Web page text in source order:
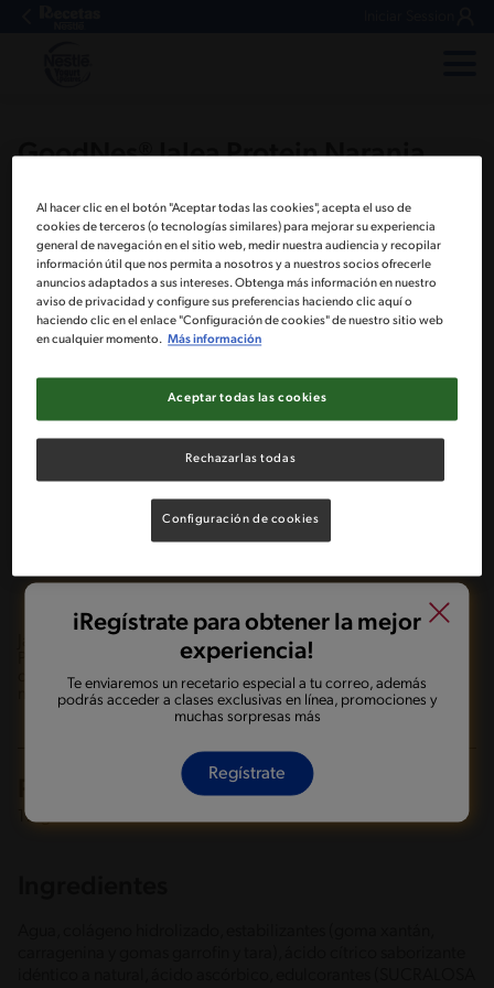
GoodNes® Jalea Protein Naranja
Jalea GoodNes® Protein con 10g de proteína por porción.
Prueba todas sus variedades y disfruta mientras te cuidas. 10g
de proteína por porción, 0% azúcar y Libre de Lactosa. Debe
mantenerse refrigerado entre 2° a 8°. Formato 110g.
Presentaciones
110g
iRegístrate para obtener la mejor
experiencia!
Te enviaremos un recetario especial a tu correo, además
podrás acceder a clases exclusivas en línea, promociones y
muchas sorpresas más
Regístrate
Al hacer clic en el botón "Aceptar todas las cookies", acepta el uso de
cookies de terceros (o tecnologías similares) para mejorar su experiencia
general de navegación en el sitio web, medir nuestra audiencia y recopilar
información útil que nos permita a nosotros y a nuestros socios ofrecerle
anuncios adaptados a sus intereses. Obtenga más información en nuestro
aviso de privacidad y configure sus preferencias haciendo clic aquí o
haciendo clic en el enlace "Configuración de cookies" de nuestro sitio web
en cualquier momento. Más información
Rechazarlas todas
Aceptar todas las cookies
Configuración de cookies